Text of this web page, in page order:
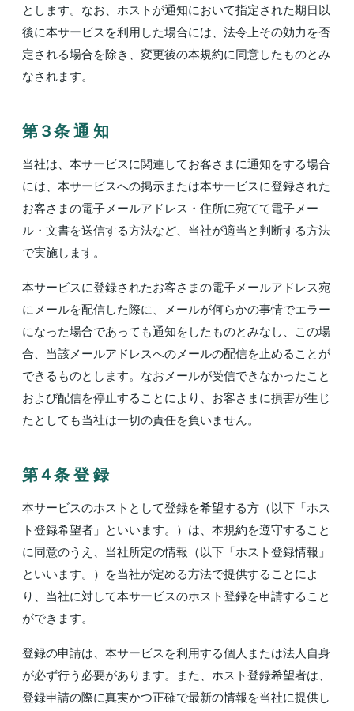
とします。なお、ホストが通知において指定された期日以
後に本サービスを利用した場合には、法令上その効力を否
定される場合を除き、変更後の本規約に同意したものとみ
なされます。
第３条 通 知
当社は、本サービスに関連してお客さまに通知をする場合
には、本サービスへの掲示または本サービスに登録された
お客さまの電子メールアドレス・住所に宛てて電子メー
ル・文書を送信する方法など、当社が適当と判断する方法
で実施します。
本サービスに登録されたお客さまの電子メールアドレス宛
にメールを配信した際に、メールが何らかの事情でエラー
になった場合であっても通知をしたものとみなし、この場
合、当該メールアドレスへのメールの配信を止めることが
できるものとします。なおメールが受信できなかったこと
および配信を停止することにより、お客さまに損害が生じ
たとしても当社は一切の責任を負いません。
第４条 登 録
本サービスのホストとして登録を希望する方（以下「ホス
ト登録希望者」といいます。）は、本規約を遵守すること
に同意のうえ、当社所定の情報（以下「ホスト登録情報」
といいます。）を当社が定める方法で提供することによ
り、当社に対して本サービスのホスト登録を申請すること
ができます。
登録の申請は、本サービスを利用する個人または法人自身
が必ず行う必要があります。また、ホスト登録希望者は、
登録申請の際に真実かつ正確で最新の情報を当社に提供し